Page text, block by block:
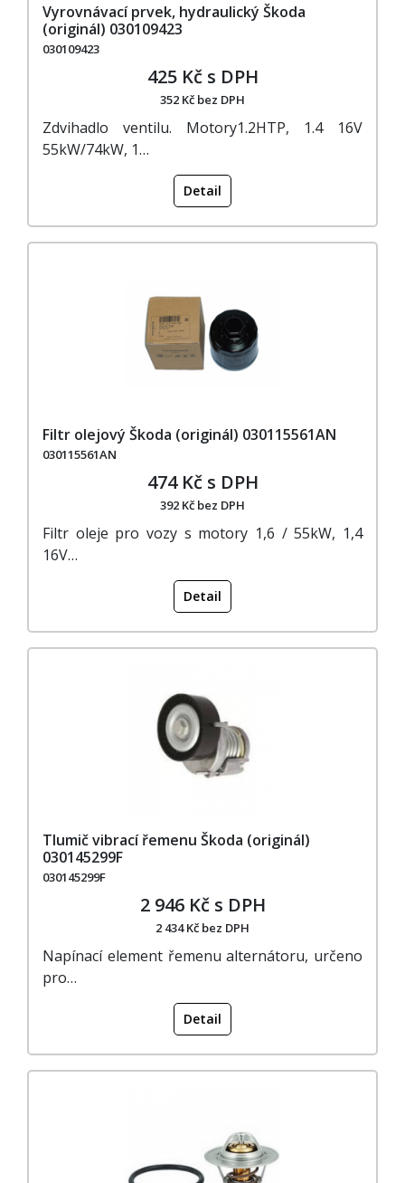
Vyrovnávací prvek, hydraulický Škoda
(originál) 030109423
030109423
425 Kč s DPH
352 Kč bez DPH
Zdvihadlo ventilu. Motory1.2HTP, 1.4 16V
55kW/74kW, 1…
Detail
Filtr olejový Škoda (originál) 030115561AN
030115561AN
474 Kč s DPH
392 Kč bez DPH
Filtr oleje pro vozy s motory 1,6 / 55kW, 1,4
16V…
Detail
Tlumič vibrací řemenu Škoda (originál)
030145299F
030145299F
2 946 Kč s DPH
2 434 Kč bez DPH
Napínací element řemenu alternátoru, určeno
pro…
Detail